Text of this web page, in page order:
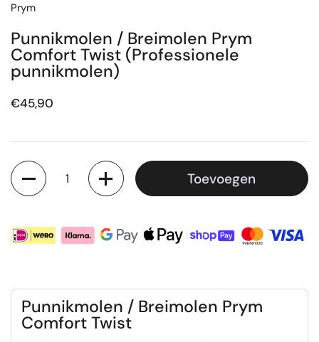
Prym
Punnikmolen / Breimolen Prym
Comfort Twist (Professionele
punnikmolen)
Prijs:
€45,90
Aantal
Toevoegen
Punnikmolen / Breimolen Prym
Comfort Twist